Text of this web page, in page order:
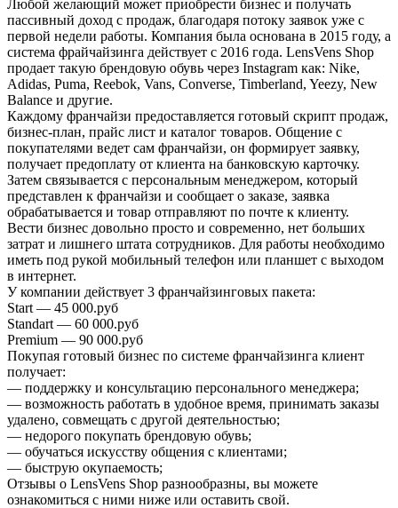
Любой желающий может приобрести бизнес и получать
пассивный доход с продаж, благодаря потоку заявок уже с
первой недели работы. Компания была основана в 2015 году, а
система фрайчайзинга действует с 2016 года. LensVens Shop
продает такую брендовую обувь через Instagram как: Nike,
Adidas, Puma, Reebok, Vans, Converse, Timberland, Yeezy, New
Balance и другие.
Каждому франчайзи предоставляется готовый скрипт продаж,
бизнес-план, прайс лист и каталог товаров. Общение с
покупателями ведет сам франчайзи, он формирует заявку,
получает предоплату от клиента на банковскую карточку.
Затем связывается с персональным менеджером, который
представлен к франчайзи и сообщает о заказе, заявка
обрабатывается и товар отправляют по почте к клиенту.
Вести бизнес довольно просто и современно, нет больших
затрат и лишнего штата сотрудников. Для работы необходимо
иметь под рукой мобильный телефон или планшет с выходом
в интернет.
У компании действует 3 франчайзинговых пакета:
Start — 45 000.руб
Standart — 60 000.руб
Premium — 90 000.руб
Покупая готовый бизнес по системе франчайзинга клиент
получает:
— поддержку и консультацию персонального менеджера;
— возможность работать в удобное время, принимать заказы
удалено, совмещать с другой деятельностью;
— недорого покупать брендовую обувь;
— обучаться искусству общения с клиентами;
— быструю окупаемость;
Отзывы о LensVens Shop разнообразны, вы можете
ознакомиться с ними ниже или оставить свой.